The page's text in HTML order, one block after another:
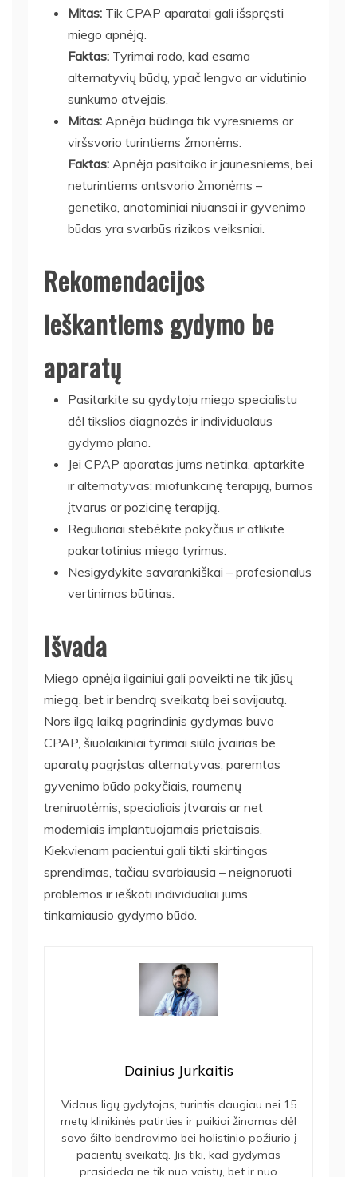
Mitas: Tik CPAP aparatai gali išspręsti
miego apnėją.
Faktas: Tyrimai rodo, kad esama
alternatyvių būdų, ypač lengvo ar vidutinio
sunkumo atvejais.
Mitas: Apnėja būdinga tik vyresniems ar
viršsvorio turintiems žmonėms.
Faktas: Apnėja pasitaiko ir jaunesniems, bei
neturintiems antsvorio žmonėms –
genetika, anatominiai niuansai ir gyvenimo
būdas yra svarbūs rizikos veiksniai.
Rekomendacijos
ieškantiems gydymo be
aparatų
Pasitarkite su gydytoju miego specialistu
dėl tikslios diagnozės ir individualaus
gydymo plano.
Jei CPAP aparatas jums netinka, aptarkite
ir alternatyvas: miofunkcinę terapiją, burnos
įtvarus ar pozicinę terapiją.
Reguliariai stebėkite pokyčius ir atlikite
pakartotinius miego tyrimus.
Nesigydykite savarankiškai – profesionalus
vertinimas būtinas.
Išvada
Miego apnėja ilgainiui gali paveikti ne tik jūsų
miegą, bet ir bendrą sveikatą bei savijautą.
Nors ilgą laiką pagrindinis gydymas buvo
CPAP, šiuolaikiniai tyrimai siūlo įvairias be
aparatų pagrįstas alternatyvas, paremtas
gyvenimo būdo pokyčiais, raumenų
treniruotėmis, specialiais įtvarais ar net
moderniais implantuojamais prietaisais.
Kiekvienam pacientui gali tikti skirtingas
sprendimas, tačiau svarbiausia – neignoruoti
problemos ir ieškoti individualiai jums
tinkamiausio gydymo būdo.
Dainius Jurkaitis
Vidaus ligų gydytojas, turintis daugiau nei 15
metų klinikinės patirties ir puikiai žinomas dėl
savo šilto bendravimo bei holistinio požiūrio į
pacientų sveikatą. Jis tiki, kad gydymas
prasideda ne tik nuo vaistų, bet ir nuo